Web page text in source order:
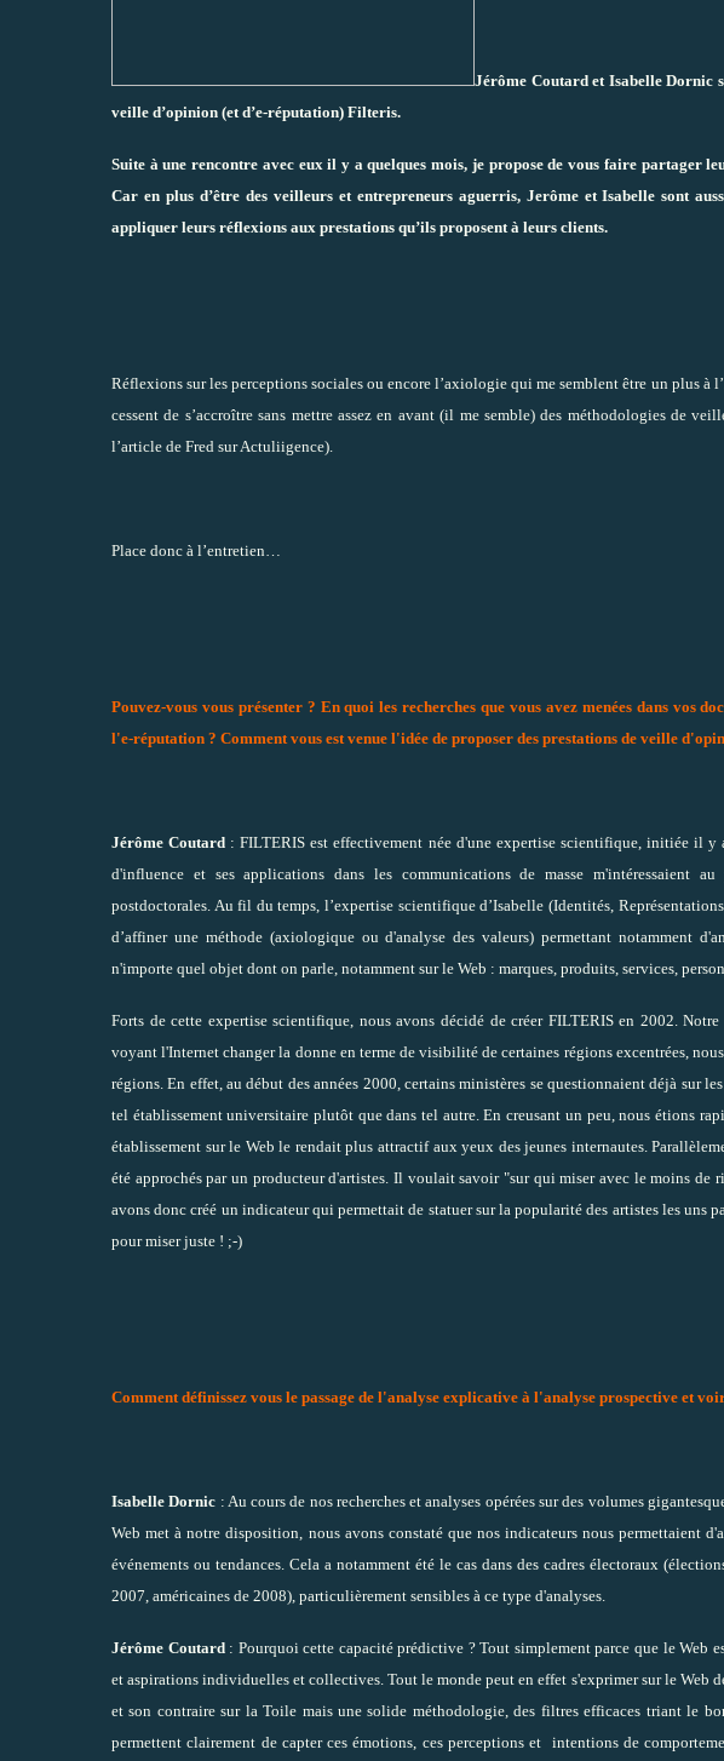
Jérôme Coutard et Isabelle Dornic
veille d’opinion (et d’e-réputation) Filteris.
Suite à une rencontre avec eux il y a quelques mois, je propose de vous faire partager
Car en plus d’être des veilleurs et entrepreneurs aguerris, Jerôme et Isabelle sont
appliquer leurs réflexions aux prestations qu’ils proposent à leurs clients.
Réflexions sur les perceptions sociales ou encore l’axiologie qui me semblent être un plus à
cessent de s’accroître sans mettre assez en avant (il me semble) des méthodologies de
l’article de Fred sur Actuliigence).
Place donc à l’entretien…
Pouvez-vous vous présenter ? En quoi les recherches que vous avez menées dans vos
l'e-réputation ? Comment vous est venue l'idée de proposer des prestations de veille
Jérôme Coutard : FILTERIS est effectivement née d'une expertise scientifique, initiée il
d'influence et ses applications dans les communications de masse m'intéressaient
postdoctorales. Au fil du temps, l’expertise scientifique d’Isabelle (Identités,
d’affiner une méthode (axiologique ou d'analyse des valeurs) permettant notamment
n'importe quel objet dont on parle, notamment sur le Web : marques, produits, services,
Forts de cette expertise scientifique, nous avons décidé de créer FILTERIS en 2002.
voyant l'Internet changer la donne en terme de visibilité de certaines régions excentrées,
régions. En effet, au début des années 2000, certains ministères se questionnaient déjà sur
tel établissement universitaire plutôt que dans tel autre. En creusant un peu, nous étions
établissement sur le Web le rendait plus attractif aux yeux des jeunes internautes.
été approchés par un producteur d'artistes. Il voulait savoir "sur qui miser avec le moins de
avons donc créé un indicateur qui permettait de statuer sur la popularité des artistes les uns
pour miser juste ! ;-)
Comment définissez vous le passage de l'analyse explicative à l'analyse prospective et
Isabelle Dornic : Au cours de nos recherches et analyses opérées sur des volumes
Web met à notre disposition, nous avons constaté que nos indicateurs nous permettaient
événements ou tendances. Cela a notamment été le cas dans des cadres électoraux
2007, américaines de 2008), particulièrement sensibles à ce type d'analyses.
Jérôme Coutard: Pourquoi cette capacité prédictive ? Tout simplement parce que le Web
et aspirations individuelles et collectives. Tout le monde peut en effet s'exprimer sur le Web
et son contraire sur la Toile mais une solide méthodologie, des filtres efficaces triant le
permettent clairement de capter ces émotions, ces perceptions et intentions de